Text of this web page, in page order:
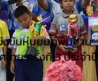
งขันหุ่นยนต์พื้นฐาน
ทย ครั้งที่ 3 ประจำปี